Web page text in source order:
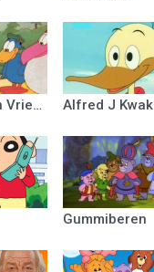
Ovide en zijn Vriendjes Alfred J Kwak
Gummiberen